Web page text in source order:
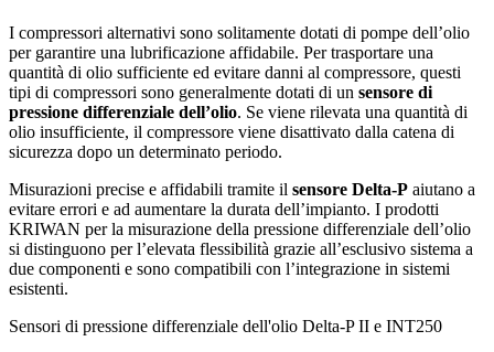
I compressori alternativi sono solitamente dotati di pompe dell’olio
per garantire una lubrificazione affidabile. Per trasportare una
quantità di olio sufficiente ed evitare danni al compressore, questi
tipi di compressori sono generalmente dotati di un sensore di
pressione differenziale dell’olio. Se viene rilevata una quantità di
olio insufficiente, il compressore viene disattivato dalla catena di
sicurezza dopo un determinato periodo.
Misurazioni precise e affidabili tramite il sensore Delta‑P aiutano a
evitare errori e ad aumentare la durata dell’impianto. I prodotti
KRIWAN per la misurazione della pressione differenziale dell’olio
si distinguono per l’elevata flessibilità grazie all’esclusivo sistema a
due componenti e sono compatibili con l’integrazione in sistemi
esistenti.
Sensori di pressione differenziale dell'olio Delta-P II e INT250